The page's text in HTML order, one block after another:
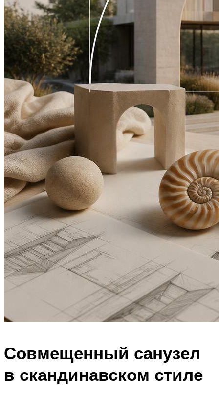
Совмещенный санузел
в скандинавском стиле